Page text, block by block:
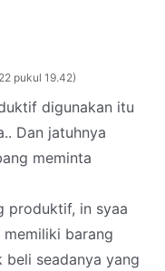
pukul 19.42
digunakan itu
Dan jatuhnya
meminta
produktif, in syaa
barang
beli seadanya yang